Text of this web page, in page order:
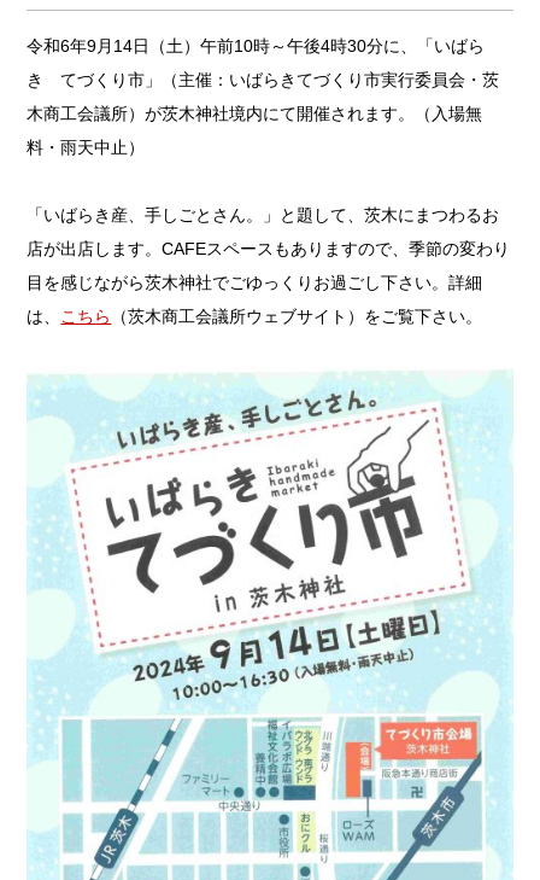
令和6年9月14日（土）午前10時～午後4時30分に、「いばら
き てづくり市」（主催：いばらきてづくり市実行委員会・茨
木商工会議所）が茨木神社境内にて開催されます。（入場無
料・雨天中止）
「いばらき産、手しごとさん。」と題して、茨木にまつわるお
店が出店します。CAFEスペースもありますので、季節の変わり
目を感じながら茨木神社でごゆっくりお過ごし下さい。詳細
は、
こちら （茨木商工会議所ウェブサイト）をご覧下さい。